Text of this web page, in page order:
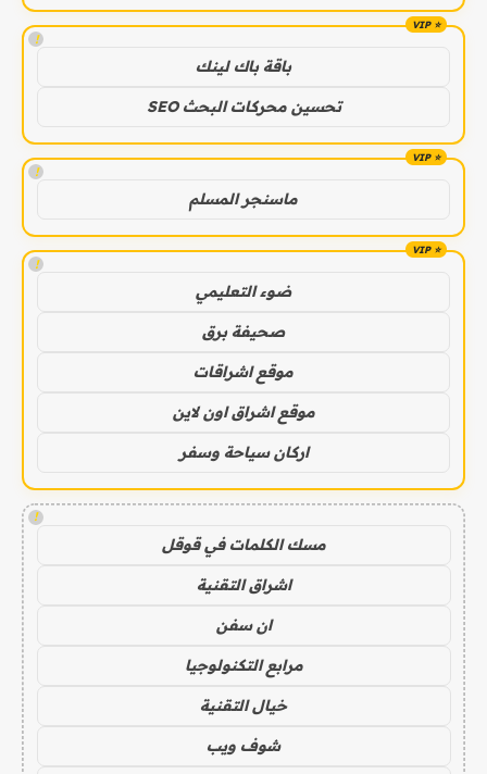
!
باقة باك لينك
تحسين محركات البحث SEO
!
ماسنجر المسلم
!
ضوء التعليمي
صحيفة برق
موقع اشراقات
موقع اشراق اون لاين
اركان سياحة وسفر
!
مسك الكلمات في قوقل
اشراق التقنية
ان سفن
مرابع التكنولوجيا
خيال التقنية
شوف ويب